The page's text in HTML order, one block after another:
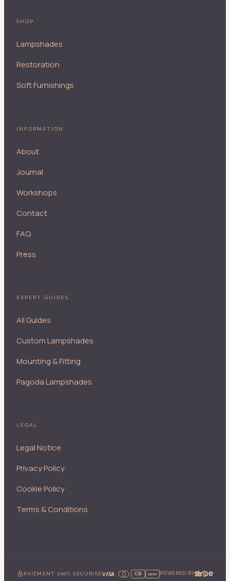
SHOP
Lampshades
Restoration
Soft Furnishings
INFORMATION
About
Journal
Workshops
Contact
FAQ
Press
EXPERT GUIDES
All Guides
Custom Lampshades
Mounting & Fitting
Pagoda Lampshades
LEGAL
Legal Notice
Privacy Policy
Cookie Policy
Terms & Conditions
PAIEMENT 100% SÉCURISÉ CB AMEX POWERED BY